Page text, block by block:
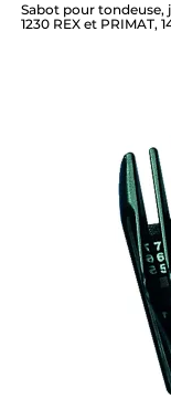
Sabot pour tondeuse,
1230 REX et PRIMAT,